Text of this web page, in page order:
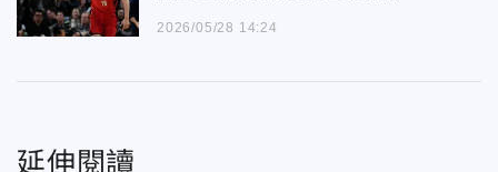
2026/05/28 14:24
延伸閱讀